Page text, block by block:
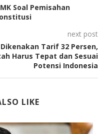
Soal Pemisahan
next post
Tarif 32 Persen,
Harus Tepat dan Sesuai
Potensi Indonesia
LIKE